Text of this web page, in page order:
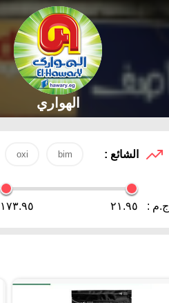
الهواري
الشائع : bim
oxi
ج.م : ٢١.٩٥ ١٧٣.٩٥